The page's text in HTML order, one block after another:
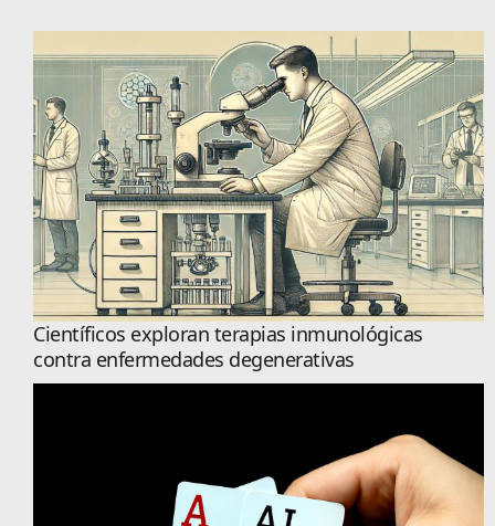
Científicos exploran terapias inmunológicas
contra enfermedades degenerativas